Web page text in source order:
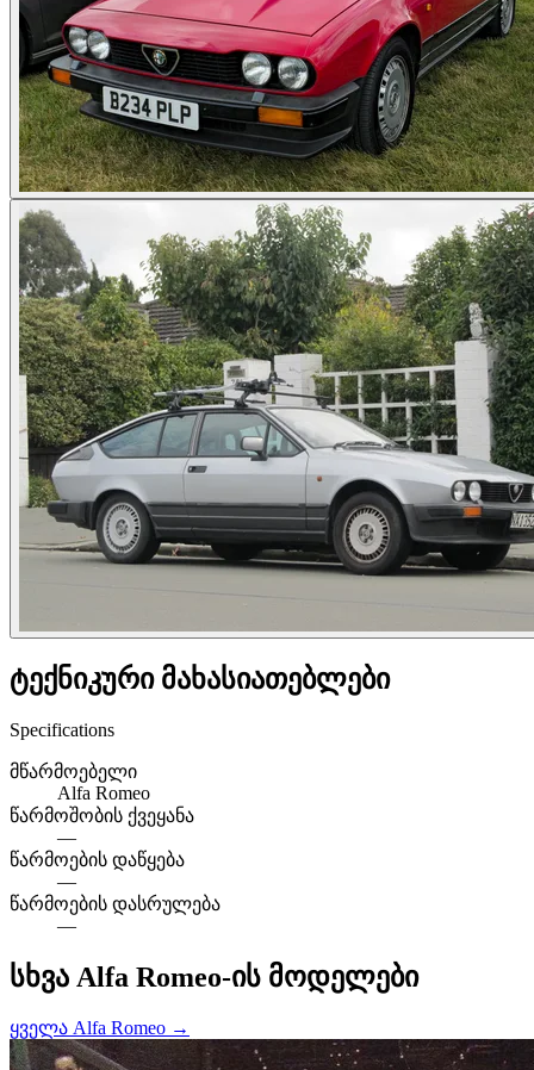
ტექნიკური მახასიათებლები
Specifications
მწარმოებელი
Alfa Romeo
წარმოშობის ქვეყანა
—
წარმოების დაწყება
—
წარმოების დასრულება
—
სხვა Alfa Romeo-ის მოდელები
ყველა Alfa Romeo →